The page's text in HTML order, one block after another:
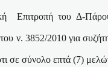
Επιτροπή του Δ-
ν. 3852/2010 για
σε σύνολο επτά (7)